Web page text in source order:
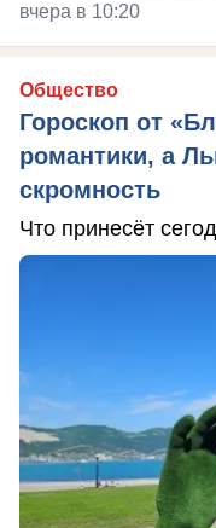
вчера в 10:20
Общество
Гороскоп от
романтики, а
скромность
Что принесёт